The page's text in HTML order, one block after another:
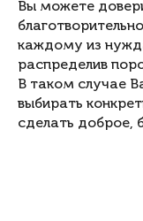
Вы можете
каждому из
распределив
В таком случае
выбирать
сделать доброе,